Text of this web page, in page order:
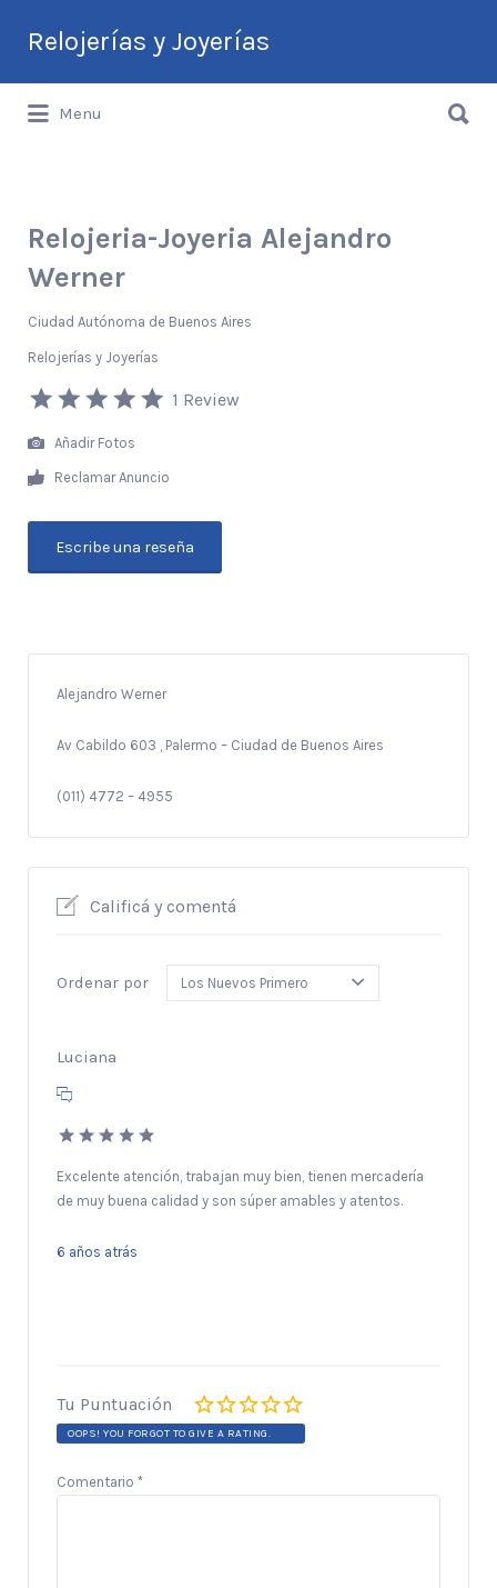
Relojerías y Joyerías
Guía de Relojerías y Joyerías en
por:
Menu
por:
Relojeria-Joyeria Alejandro
Werner
Ciudad Autónoma de Buenos Aires
Relojerías y Joyerías
1 Review
Añadir Fotos
Reclamar Anuncio
Escribe una reseña
Alejandro Werner
Av Cabildo 603 , Palermo – Ciudad de Buenos Aires
(011) 4772 – 4955
Calificá y comentá
Ordenar por
Luciana
Excelente atención, trabajan muy bien, tienen mercadería
de muy buena calidad y son súper amables y atentos.
6 años atrás
Tu Puntuación
OOPS! YOU FORGOT TO GIVE A RATING.
Comentario *